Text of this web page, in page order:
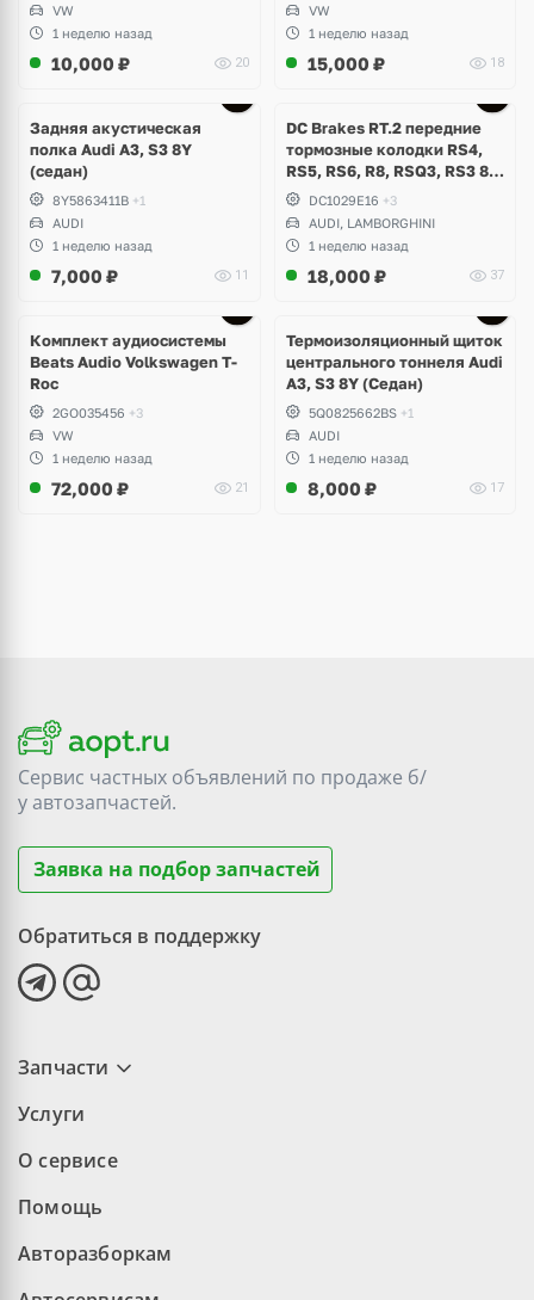
VW
1 неделю назад
10,000 ₽ 20
VW
1 неделю назад
15,000 ₽ 18
Задняя акустическая
полка Audi A3, S3 8Y
(седан)
8Y5863411B +1
AUDI
1 неделю назад
7,000 ₽ 11
DC Brakes RT.2 передние
тормозные колодки RS4,
RS5, RS6, R8, RSQ3, RS3 8V
(комплект 8 шт)
DC1029E16 +3
AUDI, LAMBORGHINI
1 неделю назад
18,000 ₽ 37
Комплект аудиосистемы
Beats Audio Volkswagen T-
Roc
2GO035456 +3
VW
1 неделю назад
72,000 ₽ 21
Термоизоляционный щиток
центрального тоннеля Audi
A3, S3 8Y (Седан)
5Q0825662BS +1
AUDI
1 неделю назад
8,000 ₽ 17
Сервис частных объявлений по продаже б/
уавтозапчастей.
Заявка на подбор запчастей
Обратиться в поддержку
Запчасти
Услуги
О сервисе
Помощь
Авторазборкам